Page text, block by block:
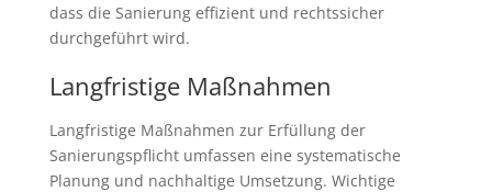
dass die Sanierung effizient und rechtssicher
durchgeführt wird.
Langfristige Maßnahmen
Langfristige Maßnahmen zur Erfüllung der
Sanierungspflicht umfassen eine systematische
Planung und nachhaltige Umsetzung. Wichtige